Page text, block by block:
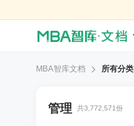
MBA智库文档 所有分类
管理 共3,772,571份